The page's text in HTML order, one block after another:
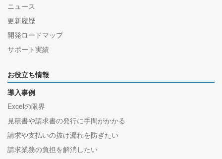
ニュース
更新履歴
開発ロードマップ
サポート実績
お役立ち情報
導入事例
Excelの限界
見積書や請求書の発行に手間がかかる
請求や支払いの抜け漏れを防ぎたい
請求業務の負担を解消したい